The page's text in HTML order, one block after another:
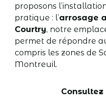
proposons
pratique : l’arrosage
Courtry, notre
permet de répondre
compris les zones de
Montreuil.